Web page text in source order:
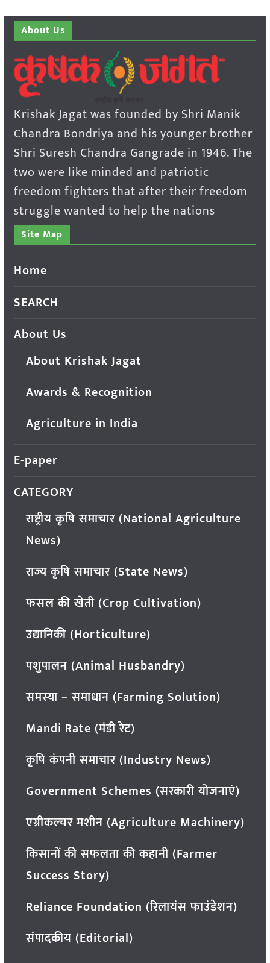
About Us
Krishak Jagat was founded by Shri Manik
Chandra Bondriya and his younger brother
Shri Suresh Chandra Gangrade in 1946. The
two were like minded and patriotic
freedom fighters that after their freedom
struggle wanted to help the nations
Site Map
Home
SEARCH
About Us
About Krishak Jagat
Awards & Recognition
Agriculture in India
E-paper
CATEGORY
राष्ट्रीय कृषि समाचार (National Agriculture
News)
राज्य कृषि समाचार (State News)
फसल की खेती (Crop Cultivation)
उद्यानिकी (Horticulture)
पशुपालन (Animal Husbandry)
समस्या – समाधान (Farming Solution)
Mandi Rate (मंडी रेट)
कृषि कंपनी समाचार (Industry News)
Government Schemes (सरकारी योजनाएं)
एग्रीकल्चर मशीन (Agriculture Machinery)
किसानों की सफलता की कहानी (Farmer
Success Story)
Reliance Foundation (रिलायंस फाउंडेशन)
संपादकीय (Editorial)